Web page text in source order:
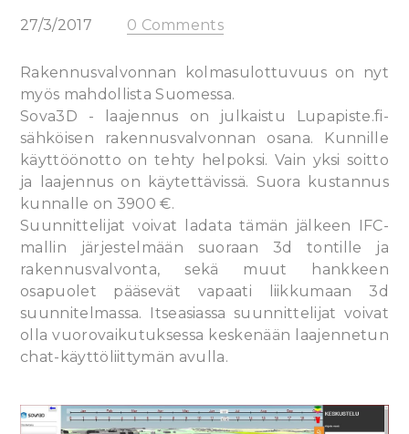
27/3/2017 0 Comments
Rakennusvalvonnan kolmasulottuvuus on nyt
myös mahdollista Suomessa.
Sova3D - laajennus on julkaistu Lupapiste.fi-
sähköisen rakennusvalvonnan osana. Kunnille
käyttöönotto on tehty helpoksi. Vain yksi soitto
ja laajennus on käytettävissä. Suora kustannus
kunnalle on 3900 €.
Suunnittelijat voivat ladata tämän jälkeen IFC-
mallin järjestelmään suoraan 3d tontille ja
rakennusvalvonta, sekä muut hankkeen
osapuolet pääsevät vapaati liikkumaan 3d
suunnitelmassa. Itseasiassa suunnittelijat voivat
olla vuorovaikutuksessa keskenään laajennetun
chat-käyttöliittymän avulla.